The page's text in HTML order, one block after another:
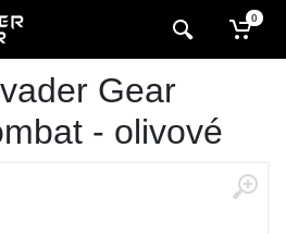
0
Gear
- olivové